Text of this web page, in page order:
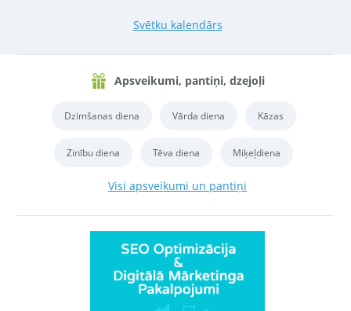
Svētku kalendārs
Apsveikumi, pantiņi, dzejoļi
Dzimšanas diena Vārda diena Kāzas
Zinību diena Tēva diena Miķeļdiena
Visi apsveikumi un pantiņi